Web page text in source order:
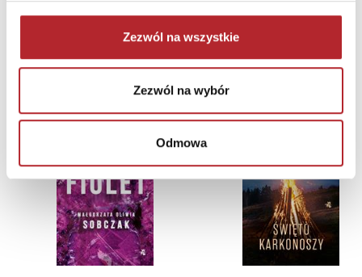
Zezwól na wszystkie
Zezwól na wybór
Odmowa
NAJCZĘŚCIEJ KUPOWANE zobacz więcej
TOP 100
TOP 100